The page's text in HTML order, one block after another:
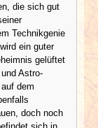
die sich gut
Technikgenie
ein guter
gelüftet
Astro-
dem
doch noch